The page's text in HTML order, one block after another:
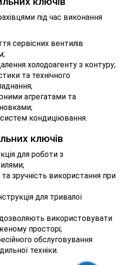
під час виконання
сервісних вентилів
холодоагенту з контуру;
та технічного
агрегатами та
кондиціювання.
ключів
для роботи з
зручність використання при
для тривалої
використовувати
просторі;
обслуговування
техніки.